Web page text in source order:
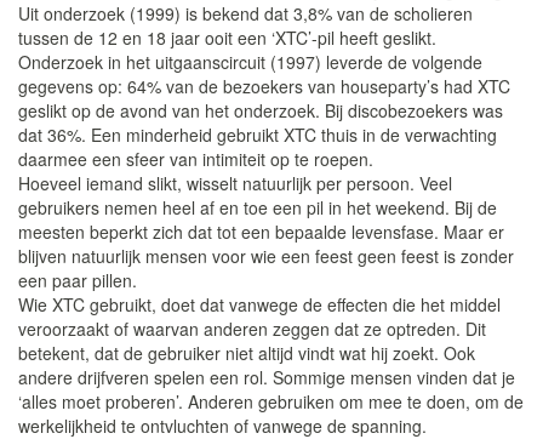
Uit onderzoek (1999) is bekend dat 3,8% van de scholieren
tussen de 12 en 18 jaar ooit een ‘XTC’-pil heeft geslikt.
Onderzoek in het uitgaanscircuit (1997) leverde de volgende
gegevens op: 64% van de bezoekers van houseparty’s had XTC
geslikt op de avond van het onderzoek. Bij discobezoekers was
dat 36%. Een minderheid gebruikt XTC thuis in de verwachting
daarmee een sfeer van intimiteit op te roepen.
Hoeveel iemand slikt, wisselt natuurlijk per persoon. Veel
gebruikers nemen heel af en toe een pil in het weekend. Bij de
meesten beperkt zich dat tot een bepaalde levensfase. Maar er
blijven natuurlijk mensen voor wie een feest geen feest is zonder
een paar pillen.
Wie XTC gebruikt, doet dat vanwege de effecten die het middel
veroorzaakt of waarvan anderen zeggen dat ze optreden. Dit
betekent, dat de gebruiker niet altijd vindt wat hij zoekt. Ook
andere drijfveren spelen een rol. Sommige mensen vinden dat je
‘alles moet proberen’. Anderen gebruiken om mee te doen, om de
werkelijkheid te ontvluchten of vanwege de spanning.